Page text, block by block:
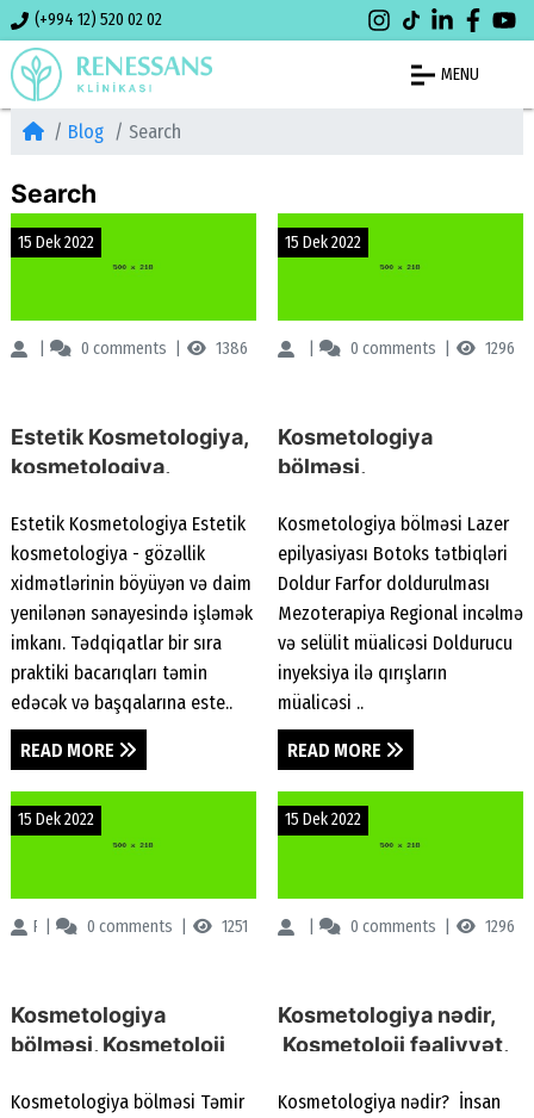
(+994 12) 520 02 02
MENU
Blog Search
Search
Renessans Klinikası
0comments 1386
15 Dek 2022
Estetik Kosmetologiya,
kosmetologiya,
Prosedurlar, Lazer
Epilyasiya, Dəriyə
qulluq, Ləkə Müalicəsi
Estetik Kosmetologiya Estetik
kosmetologiya - gözəllik
xidmətlərinin böyüyən və daim
yenilənən sənayesində işləmək
imkanı. Tədqiqatlar bir sıra
praktiki bacarıqları təmin
edəcək və başqalarına este..
READ MORE
Renessans Klinikası
0comments 1296
15 Dek 2022
Kosmetologiya
bölməsi,
Mütəxəssis
dermatoloqlar,
Kosmetoloji
Kosmetologiya bölməsi Lazer
epilyasiyası Botoks tətbiqləri
Doldur Farfor doldurulması
Mezoterapiya Regional incəlmə
və selülit müalicəsi Doldurucu
inyeksiya ilə qırışların
müalicəsi ..
READ MORE
0comments 1251
15 Dek 2022
Kosmetologiya
bölməsi, Kosmetoloji
qulluq, saç tökülməsi,
Kosmetologiya bölməsi Təmir
Renessans Klinikası
0comments 1296
15 Dek 2022
Kosmetologiya nədir,
Kosmetoloji fəaliyyət,
pilinqi, kimyəvi pilinq,
Kosmetologiya nədir? İnsan